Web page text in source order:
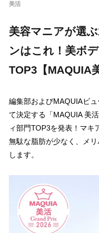
美活
美容マニアが選
ンはこれ！美ボ
TOP3【MAQUIA
編集部およびMAQUIAビ
て決定する「MAQUIA 美
ィ部門TOP3を発表！マキ
無駄な脂肪が少なく、メ
します。